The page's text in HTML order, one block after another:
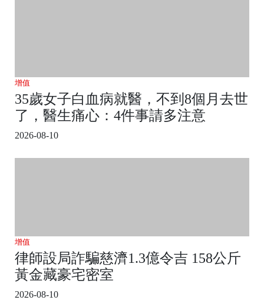
增值
35歲女子白血病就醫，不到8個月去世
了，醫生痛心：4件事請多注意
2026-08-10
增值
律師設局詐騙慈濟1.3億令吉 158公斤
黃金藏豪宅密室
2026-08-10